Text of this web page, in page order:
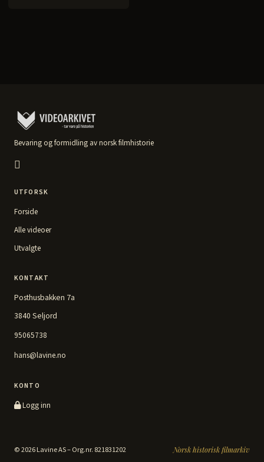
Bevaring og formidling av norsk filmhistorie
UTFORSK
Forside
Alle videoer
Utvalgte
KONTAKT
Posthusbakken 7a
3840 Seljord
95065738
hans@lavine.no
KONTO
Logg inn
© 2026 Lavine AS – Org.nr. 821831202 Norsk historisk filmarkiv